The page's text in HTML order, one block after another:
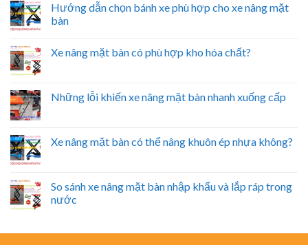
Hướng dẫn chọn bánh xe phù hợp cho xe nâng mặt
bàn
Xe nâng mặt bàn có phù hợp kho hóa chất?
Những lỗi khiến xe nâng mặt bàn nhanh xuống cấp
Xe nâng mặt bàn có thể nâng khuôn ép nhựa không?
So sánh xe nâng mặt bàn nhập khẩu và lắp ráp trong
nước